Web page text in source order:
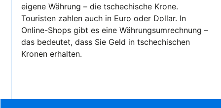
eigene Währung – die tschechische Krone.
Touristen zahlen auch in Euro oder Dollar. In
Online-Shops gibt es eine Währungsumrechnung –
das bedeutet, dass Sie Geld in tschechischen
Kronen erhalten.